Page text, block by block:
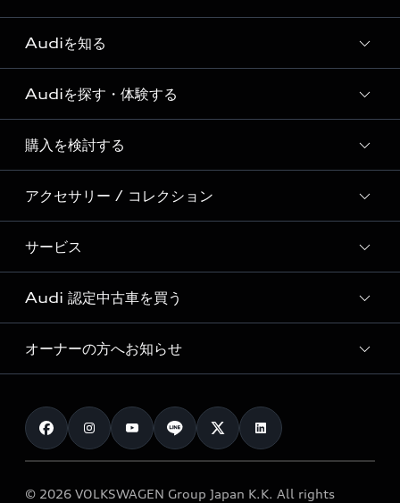
Audiを知る
Audi ブランド
Story of Progress
Audi Sport
Formula 1®
デジタルサービス
Audiを探す・体験する
ディーラー検索
新車在庫検索
試乗車・展示車検索
見積り依頼
試乗予約
購入を検討する
モデル一覧
特別仕様モデル / 限定モデル
e-tronラインアップ
価格シミュレーション
車両比較
カタログ一覧
アクセサリー / コレクション
純正アクセサリー
オンラインショップ
Audi collection
アウディナビアプリ
サービス
サービス入庫予約
サービスプログラム
メンテナンス
車検 / 定期点検
e-tronアフターサポート
Audi 認定中古車を買う
Audi認定中古車
クオリティ
保証
メンテナンス
オーナーの方へお知らせ
お知らせ
オーナー様向けキャンペーン
© 2026 VOLKSWAGEN Group Japan K.K. All rights